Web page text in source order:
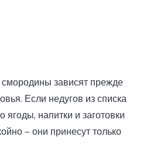
зависят прежде
Если недугов из списка
ягоды, напитки и заготовки
— они принесут только